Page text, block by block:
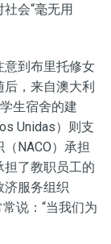
会“毫无用
意到布里托修女
，来自澳大利
生宿舍的建
Unidas）则支
NACO）承担
了教职员工的
济服务组织
说：“当我们为